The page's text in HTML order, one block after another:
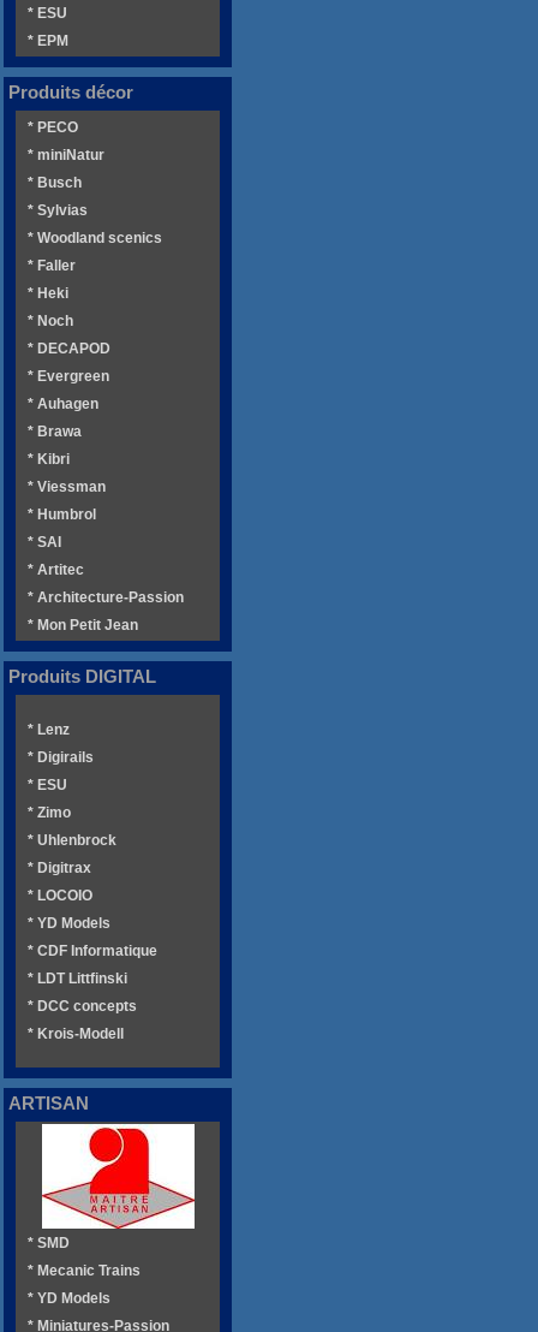
* ESU
* EPM
Produits décor
* PECO
* miniNatur
* Busch
* Sylvias
* Woodland scenics
* Faller
* Heki
* Noch
* DECAPOD
* Evergreen
* Auhagen
* Brawa
* Kibri
* Viessman
* Humbrol
* SAI
* Artitec
* Architecture-Passion
* Mon Petit Jean
Produits DIGITAL
* Lenz
* Digirails
* ESU
* Zimo
* Uhlenbrock
* Digitrax
* LOCOIO
* YD Models
* CDF Informatique
* LDT Littfinski
* DCC concepts
* Krois-Modell
ARTISAN
* SMD
* Mecanic Trains
* YD Models
* Miniatures-Passion